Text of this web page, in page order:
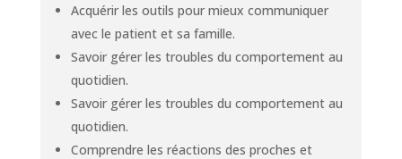
Acquérir les outils pour mieux communiquer
avec le patient et sa famille.
Savoir gérer les troubles du comportement au
quotidien.
Savoir gérer les troubles du comportement au
quotidien.
Comprendre les réactions des proches et